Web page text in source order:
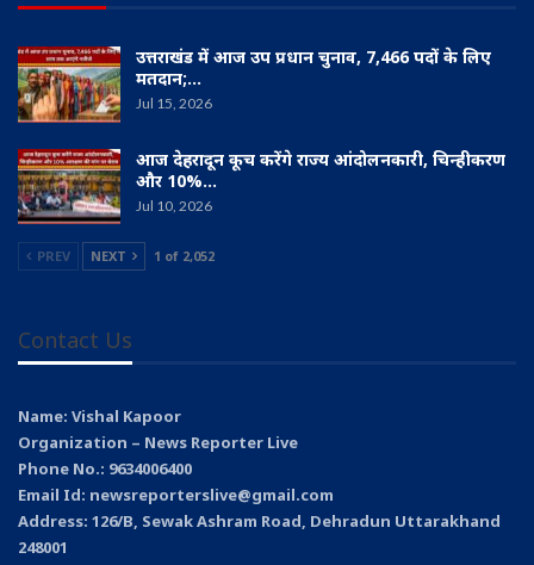
उत्तराखंड में आज उप प्रधान चुनाव, 7,466 पदों के लिए
मतदान;…
Jul 15, 2026
आज देहरादून कूच करेंगे राज्य आंदोलनकारी, चिन्हीकरण
और 10%…
Jul 10, 2026
PREV NEXT 1 of 2,052
Contact Us
Name: Vishal Kapoor
Organization – News Reporter Live
Phone No.: 9634006400
Email Id: newsreporterslive@gmail.com
Address: 126/B, Sewak Ashram Road, Dehradun Uttarakhand
248001